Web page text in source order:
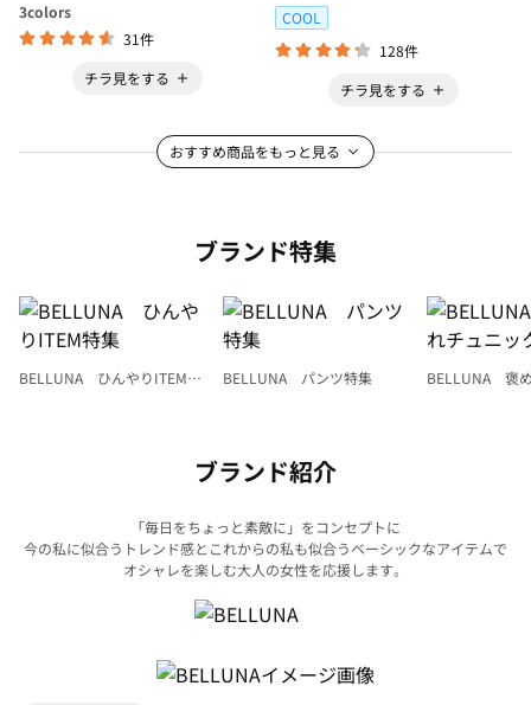
3colors
31件
チラ見をする
COOL
128件
チラ見をする
おすすめ商品をもっと見る
ブランド特集
BELLUNA ひんやりITEM特
BELLUNA パンツ特集
BELLUNA 褒
ブランド紹介
「毎日をちょっと素敵に」をコンセプトに
今の私に似合うトレンド感とこれからの私も似合うベーシックなアイテムで
オシャレを楽しむ大人の女性を応援します。